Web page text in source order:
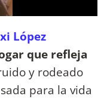
López
que refleja
y rodeado
para la vida